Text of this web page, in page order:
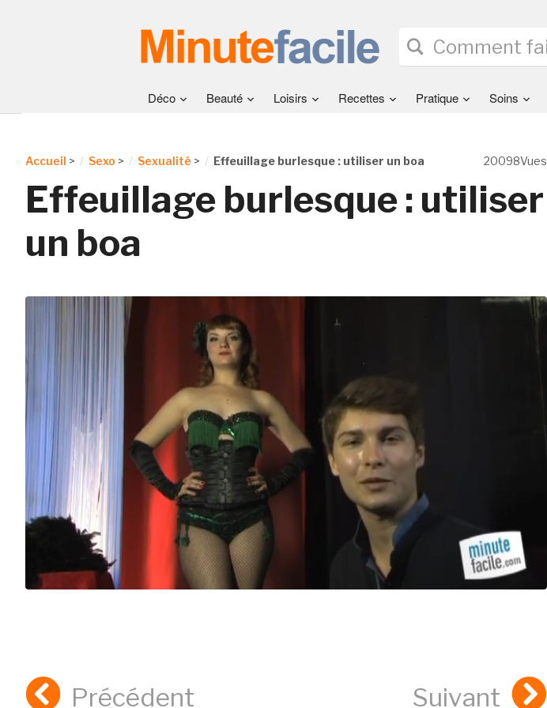
Déco Beauté Loisirs Recettes Pratique Soins
20098Vues
Accueil > Sexo > Sexualité > Effeuillage burlesque : utiliser un boa
Effeuillage burlesque : utiliser
un boa
Précédent Suivant